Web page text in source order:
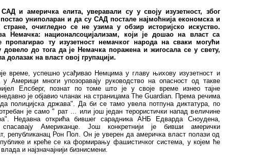
и америчка елита, уверавали су у своју изузетност, због
униполаран и да су САД постале најмоћнија економска и
очигледно се не узима у обзир историјско искуство.
Немачка: националсоцијализам, који је дошао на власт са
пропагирао ту изузетност немачког народа на сваки могући
довело до тога да је Немачка поражена и жигосала се у свету,
долазак на власт овој групацији.
време, успешно усађивао Немцима у главу њихову изузетност и
у Америци многи упозоравају руководство на опасност од такве
Елсберг, познат по томе што је у своје време изнео тајне
је објавио чланак на страницама The Guardian. Према речима
полицијска држава". Да би се тамо увела потпуна диктатура, по
је само " рат ... или још један терористички напад величине
Недавна открића бившег сарадника АНБ Едварда Сноудена,
спасавају Американце. Још конкретнији је бивши амерички
републиканац Рон Пол. Он је уверен да америчка власт полази од
и креће се ка формирању фашистичког система, у којем ће
и најзначајнији бизнисмени.